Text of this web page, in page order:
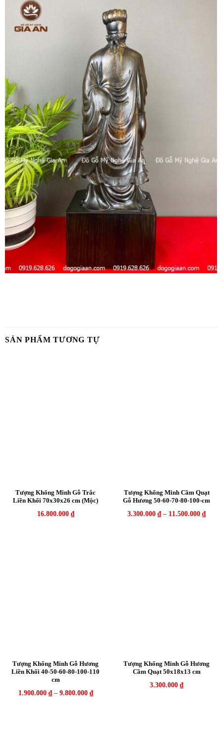
SẢN PHẨM TƯƠNG TỰ
Tượng Khổng Minh Gỗ Trắc
Liền Khối 70x30x26 cm (Mộc)
16.800.000 ₫
Tượng Khổng Minh Cầm Quạt
Gỗ Hương 50-60-70-80-100-cm
3.300.000 ₫ – 11.500.000 ₫
Tượng Khổng Minh Gỗ Hương
Liền Khối 40-50-60-80-100-110
cm
1.900.000 ₫– 9.800.000 ₫
Tượng Khổng Minh Gỗ Hương
Cầm Quạt 50x18x13 cm
3.300.000 ₫